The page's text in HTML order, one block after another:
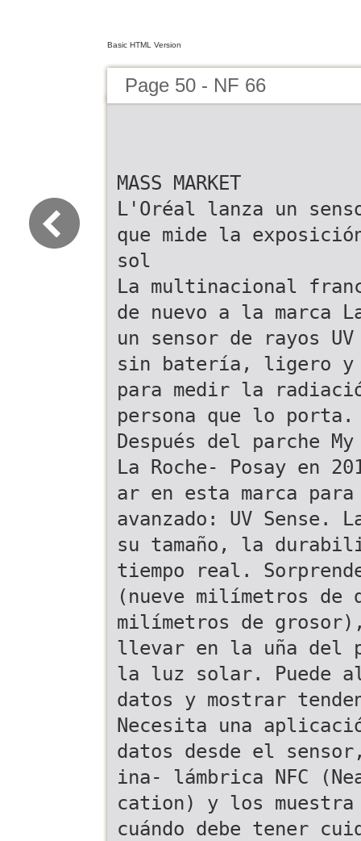
Basic HTML Version
Page 50 - NF 66
MASS MARKET
L'Oréal lanza un
que mide la
sol
La multinacional
de nuevo a la marca
un sensor de rayos
sin batería, ligero y
para medir la
persona que lo porta.
Después del parche
La Roche- Posay en
ar en esta marca
avanzado: UV Sense.
su tamaño, la
tiempo real.
(nueve milímetros de
milímetros de
llevar en la uña del
la luz solar. Puede
datos y mostrar
Necesita una
datos desde el
ina- lámbrica NFC
cation) y los
cuándo debe tener